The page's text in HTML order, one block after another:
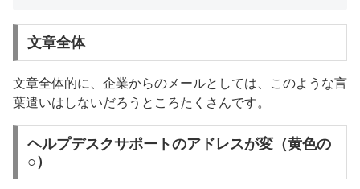
文章全体
文章全体的に、企業からのメールとしては、このような言
葉遣いはしないだろうところたくさんです。
ヘルプデスクサポートのアドレスが変（黄色の
○）